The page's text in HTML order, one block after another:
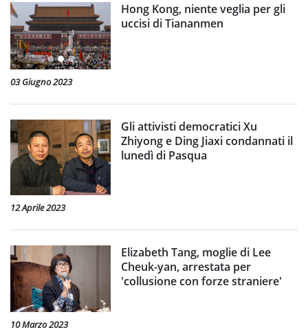
Hong Kong, niente veglia per gli
uccisi di Tiananmen
03 Giugno 2023
Gli attivisti democratici Xu
Zhiyong e Ding Jiaxi condannati il
lunedì di Pasqua
12 Aprile 2023
Elizabeth Tang, moglie di Lee
Cheuk-yan, arrestata per
'collusione con forze straniere'
10 Marzo 2023